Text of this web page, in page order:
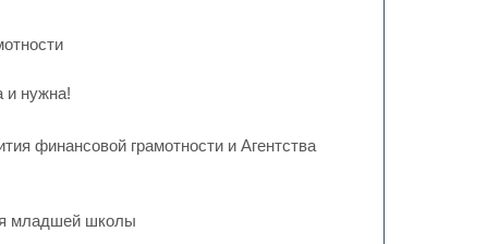
и нужна!
финансовой грамотности и Агентства
младшей школы